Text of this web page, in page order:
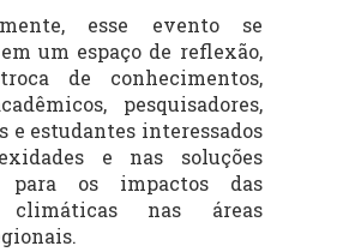
esse evento se
um espaço de reflexão,
de conhecimentos,
pesquisadores,
e estudantes interessados
e nas soluções
para os impactos das
climáticas nas áreas